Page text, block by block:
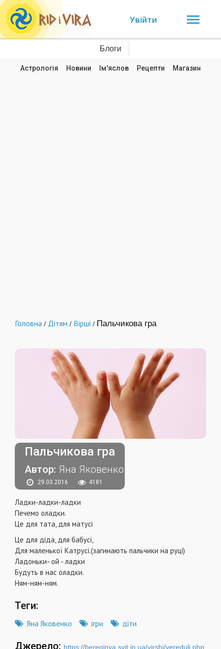
Увійти
Блоги
Астрологія Новини Ім'яслов Рецепти Магазин
Головна / Дітям / Вірші / Пальчикова гра
Пальчикова гра
Автор: Яна Яковенко
29.03.2016 4181
Ладки-ладки-ладки
Печемо оладки.
Це для тата, для матусі
Це для діда, для бабусі,
Для маленької Катрусі.(загинають пальчики на руці)
Ладоньки- ой - ладки
Будуть в нас оладки.
Ням-ням-ням.
Теги:
Яна Яковенко ігри діти
Джерело: https://bereginya.svit.in.ua/virshi/vereduli.php